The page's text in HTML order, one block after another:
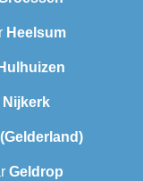
Heelsum
Hulhuizen
Nijkerk
Geldrop